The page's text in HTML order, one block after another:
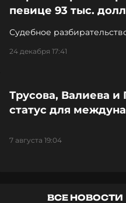
певице 93 тыс.
Судебное
24 декабря 17:41
Трусова, Валиева
статус для
7 августа 19:04
ВСЕ НОВОСТИ